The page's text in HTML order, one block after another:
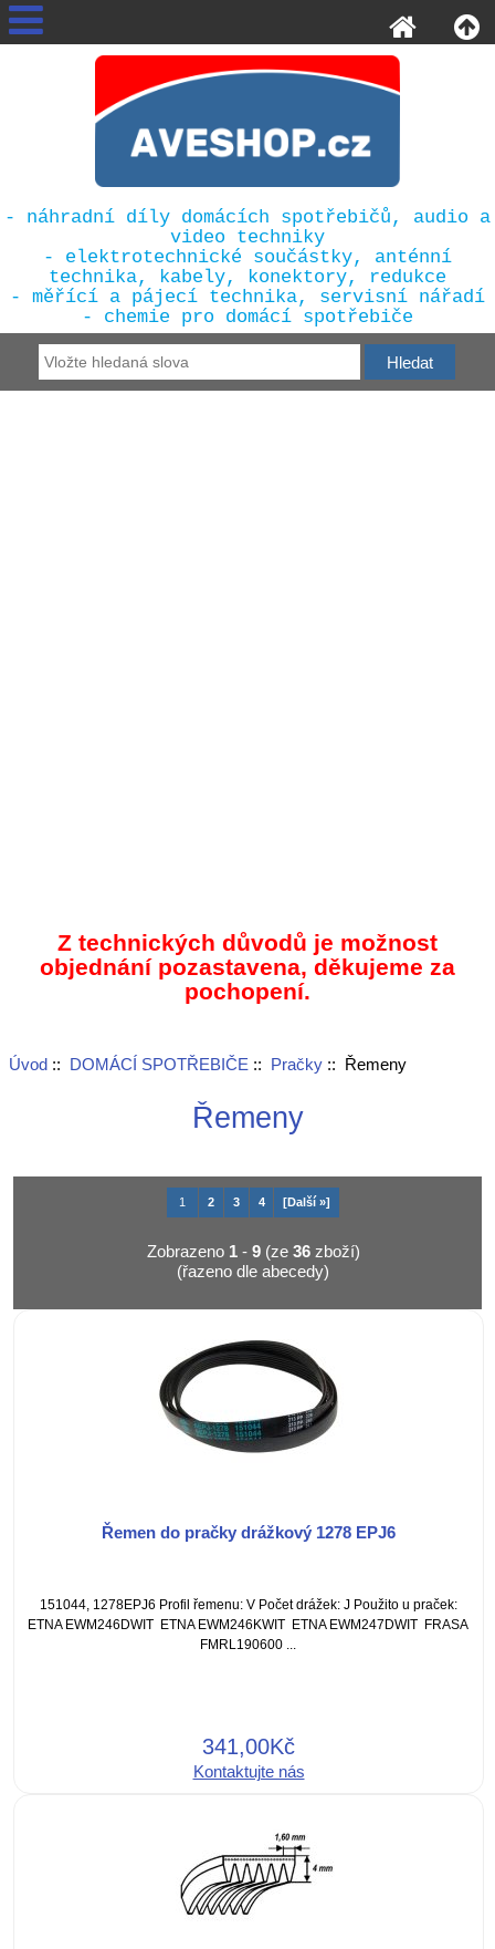
- náhradní díly domácích spotřebičů, audio a
video techniky
- elektrotechnické součástky, anténní
technika, kabely, konektory, redukce
- měřící a pájecí technika, servisní nářadí
- chemie pro domácí spotřebiče
Z technických důvodů je možnost
objednání pozastavena, děkujeme za
pochopení.
Úvod:: DOMÁCÍ SPOTŘEBIČE :: Pračky:: Řemeny
Řemeny
1 2 3 4 [Další »]
Zobrazeno 1- 9(ze 36zboží)
(řazeno dle abecedy)
Řemen do pračky drážkový 1278 EPJ6
151044, 1278EPJ6 Profil řemenu: V Počet drážek: J Použito u praček:
ETNA EWM246DWIT ETNA EWM246KWIT ETNA EWM247DWIT FRASA
FMRL190600 ...
341,00Kč
Kontaktujte nás